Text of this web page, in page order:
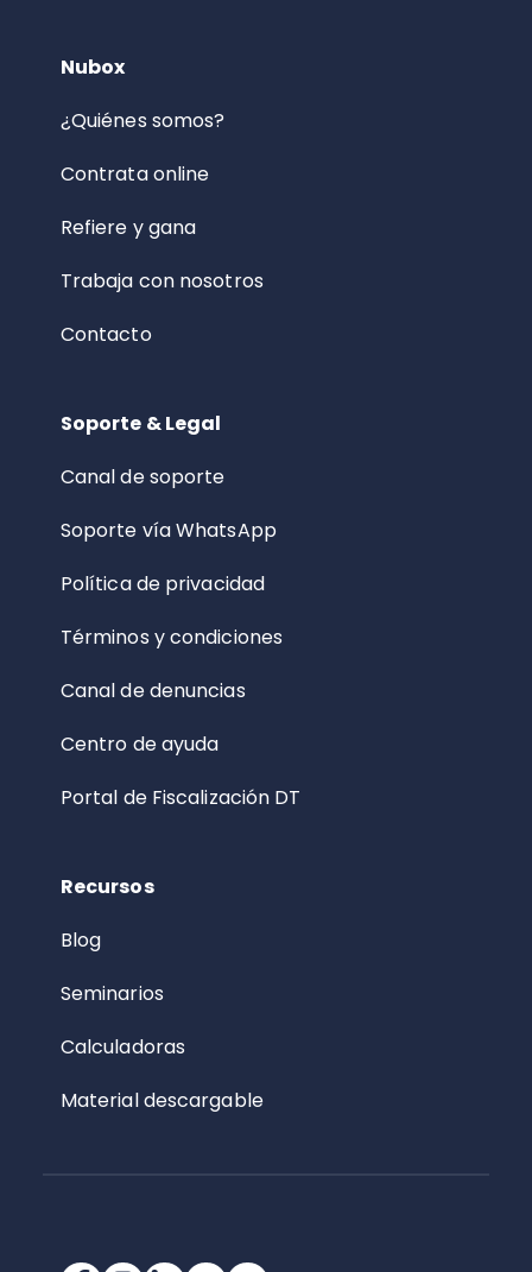
Nubox
¿Quiénes somos?
Contrata online
Refiere y gana
Trabaja con nosotros
Contacto
Soporte & Legal
Canal de soporte
Soporte vía WhatsApp
Política de privacidad
Términos y condiciones
Canal de denuncias
Centro de ayuda
Portal de Fiscalización DT
Recursos
Blog
Seminarios
Calculadoras
Material descargable